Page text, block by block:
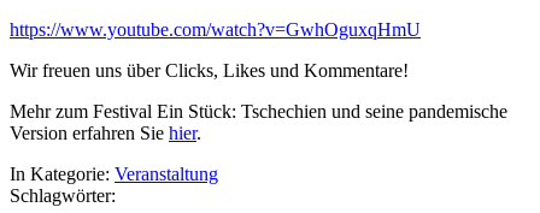
https://www.youtube.com/watch?v=GwhOguxqHmU
Wir freuen uns über Clicks, Likes und Kommentare!
Mehr zum Festival Ein Stück: Tschechien und seine pandemische
Version erfahren Sie hier.
In Kategorie: Veranstaltung
Schlagwörter: